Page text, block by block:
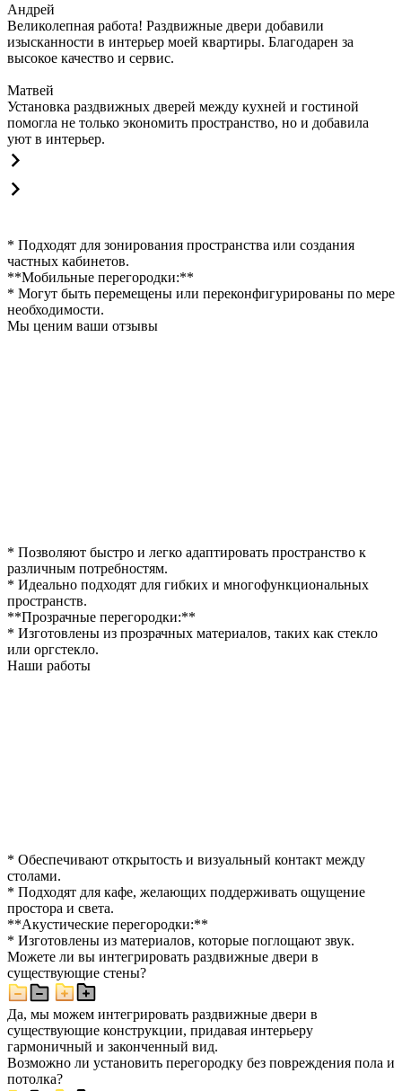
Андрей
Великолепная работа! Раздвижные двери добавили
изысканности в интерьер моей квартиры. Благодарен за
высокое качество и сервис.
Матвей
Установка раздвижных дверей между кухней и гостиной
помогла не только экономить пространство, но и добавила
уют в интерьер.
* Подходят для зонирования пространства или создания
частных кабинетов.
**Мобильные перегородки:**
* Могут быть перемещены или переконфигурированы по мере
необходимости.
Мы ценим ваши отзывы
* Позволяют быстро и легко адаптировать пространство к
различным потребностям.
* Идеально подходят для гибких и многофункциональных
пространств.
**Прозрачные перегородки:**
* Изготовлены из прозрачных материалов, таких как стекло
или оргстекло.
Наши работы
* Обеспечивают открытость и визуальный контакт между
столами.
* Подходят для кафе, желающих поддерживать ощущение
простора и света.
**Акустические перегородки:**
* Изготовлены из материалов, которые поглощают звук.
Можете ли вы интегрировать раздвижные двери в
существующие стены?
Да, мы можем интегрировать раздвижные двери в
существующие конструкции, придавая интерьеру
гармоничный и законченный вид.
Возможно ли установить перегородку без повреждения пола и
потолка?